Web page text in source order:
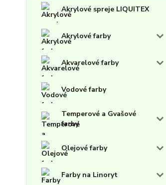
Akrylové spreje LIQUITEX
Akrylové farby
Akvarelové farby
Vodové farby
Temperové a Gvašové
farby
Olejové farby
Farby na Linoryt